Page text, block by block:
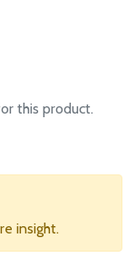
this product.
insight.